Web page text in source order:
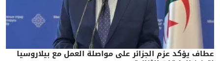
عطاف يؤكد عزم الجزائر على مواصلة العمل مع بيلاروسيا